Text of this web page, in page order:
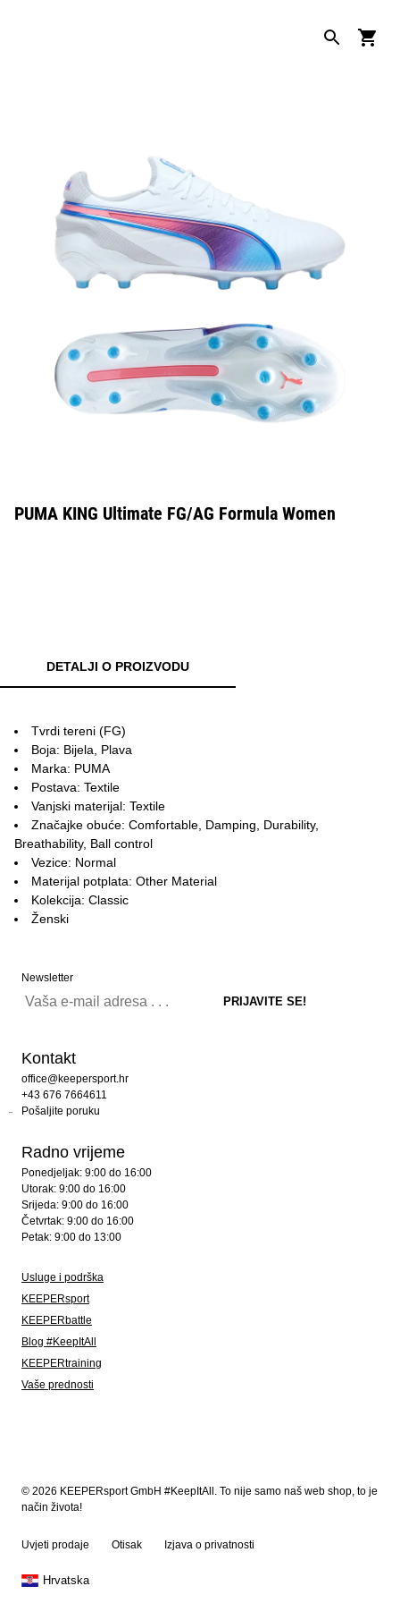
PUMA KING Ultimate FG/AG Formula Women
DETALJI O PROIZVODU
Tvrdi tereni (FG)
Boja: Bijela, Plava
Marka: PUMA
Postava: Textile
Vanjski materijal: Textile
Značajke obuće: Comfortable, Damping, Durability,
Breathability, Ball control
Vezice: Normal
Materijal potplata: Other Material
Kolekcija: Classic
Ženski
Newsletter
Kontakt
office@keepersport.hr
+43 676 7664611
Pošaljite poruku
Radno vrijeme
Ponedjeljak: 9:00 do 16:00
Utorak: 9:00 do 16:00
Srijeda: 9:00 do 16:00
Četvrtak: 9:00 do 16:00
Petak: 9:00 do 13:00
Usluge i podrška
KEEPERsport
KEEPERbattle
Blog #KeepItAll
KEEPERtraining
Vaše prednosti
© 2026 KEEPERsport GmbH #KeepItAll. To nije samo naš web shop, to je
način života!
Uvjeti prodaje Otisak Izjava o privatnosti
Hrvatska